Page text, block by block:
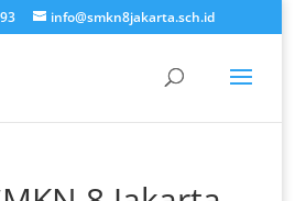
info@smkn8jakarta.sch.id